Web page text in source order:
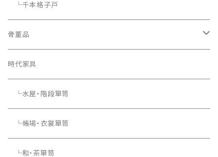
└千本格子戸
骨董品
骨董品
時代家具
└水屋・階段箪笥
└帳場・衣裳箪笥
└和・茶箪笥